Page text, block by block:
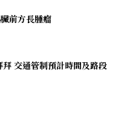
前方長腫瘤
交通管制預計時間及路段